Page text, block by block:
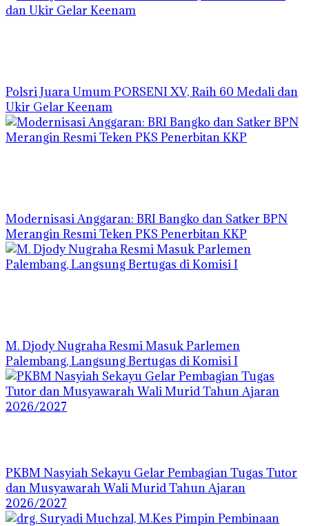
Polsri Juara Umum PORSENI XV, Raih 60 Medali dan
Ukir Gelar Keenam
Modernisasi Anggaran: BRI Bangko dan Satker BPN
Merangin Resmi Teken PKS Penerbitan KKP
M. Djody Nugraha Resmi Masuk Parlemen
Palembang, Langsung Bertugas di Komisi I
PKBM Nasyiah Sekayu Gelar Pembagian Tugas Tutor
dan Musyawarah Wali Murid Tahun Ajaran
2026/2027